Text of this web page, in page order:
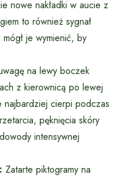
nowe nakładki w aucie z
to również sygnał
je wymienić, by
na lewy boczek
z kierownicą po lewej
najbardziej cierpi podczas
pęknięcia skóry
intensywnej
Zatarte piktogramy na